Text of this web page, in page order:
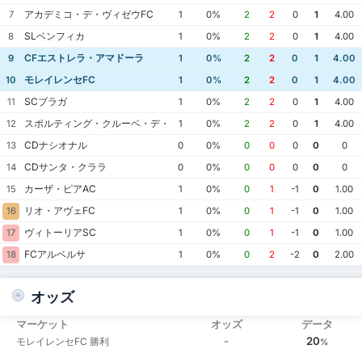
7
アカデミコ・デ・ヴィゼウFC 1 0% 2 2 0 1
4.00
8
SLベンフィカ 1 0% 2 2 0 1
4.00
9
CFエストレラ・アマドーラ 1 0% 2 2 0 1
4.00
10
モレイレンセFC 1 0% 2 2 0 1
4.00
11
SCブラガ 1 0% 2 2 0 1
4.00
12
スポルティング・クルーベ・デ・ポルトゥガル
1 0% 2 2 0 1
4.00
13
CDナシオナル 0 0% 0 0 0 0
0
14
CDサンタ・クララ 0 0% 0 0 0 0
0
15
カーザ・ピアAC 1 0% 0 1 -1 0
1.00
16
リオ・アヴェFC 1 0% 0 1 -1 0
1.00
17
ヴィトーリアSC 1 0% 0 1 -1 0
1.00
18
FCアルベルサ 1 0% 0 2 -2 0 2.00
オッズ
マーケット オッズ データ
モレイレンセFC 勝利 - 20%